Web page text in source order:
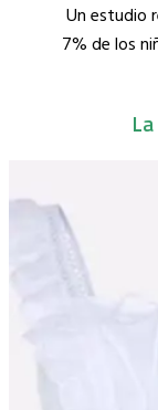
Un estudio
7% de los